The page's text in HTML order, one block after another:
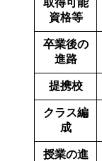
資格等
卒業後の
進路
提携校
クラス編
成
授業の進